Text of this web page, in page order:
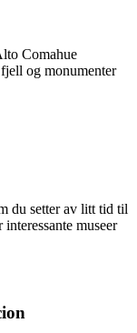
Comahue
og monumenter
du setter av litt tid til
museer